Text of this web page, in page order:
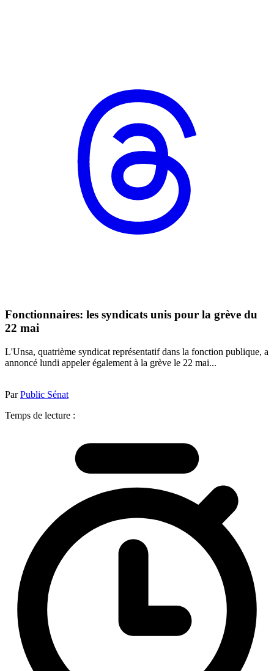
Fonctionnaires: les syndicats unis pour la grève du
22 mai
L'Unsa, quatrième syndicat représentatif dans la fonction publique, a
annoncé lundi appeler également à la grève le 22 mai...
ParPublic Sénat
Temps de lecture :